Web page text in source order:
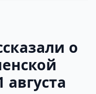
о
августа